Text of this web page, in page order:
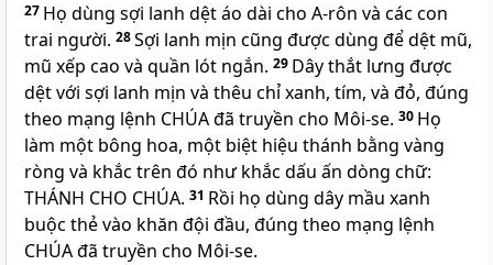
27 Họ dùng sợi lanh dệt áo dài cho A-rôn và các con
trai người. 28Sợi lanh mịn cũng được dùng để dệt mũ,
mũ xếp cao và quần lót ngắn. 29 Dây thắt lưng được
dệt với sợi lanh mịn và thêu chỉ xanh, tím, và đỏ, đúng
theo mạng lệnh CHÚAđã truyền cho Môi-se. 30 Họ
làm một bông hoa, một biệt hiệu thánh bằng vàng
ròng và khắc trên đó như khắc dấu ấn dòng chữ:
THÁNH CHO CHÚA. 31 Rồi họ dùng dây mầu xanh
buộc thẻ vào khăn đội đầu, đúng theo mạng lệnh
CHÚAđã truyền cho Môi-se.